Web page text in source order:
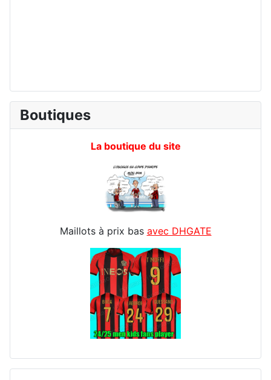
Boutiques
La boutique du site
Maillots à prix bas avec DHGATE